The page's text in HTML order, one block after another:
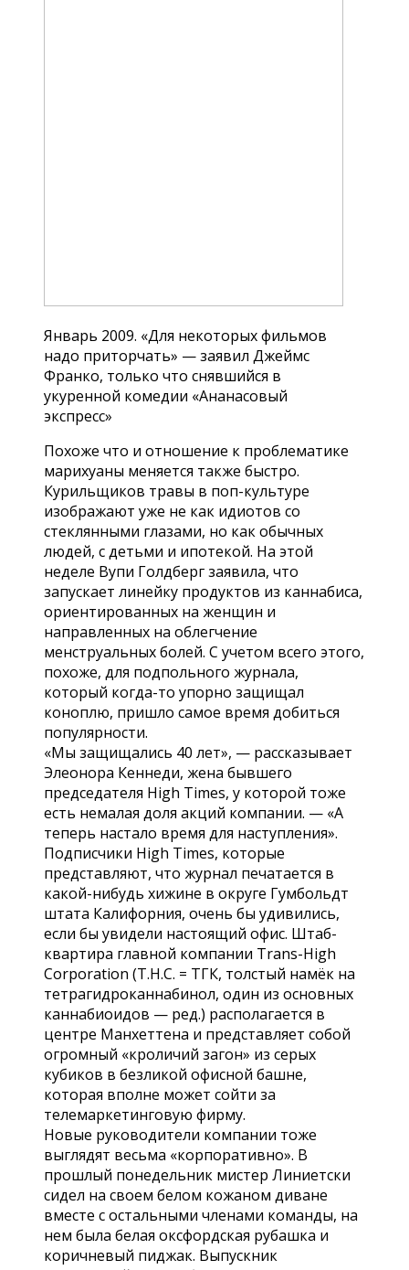
Январь 2009. «Для некоторых фильмов
надо приторчать» — заявил Джеймс
Франко, только что снявшийся в
укуренной комедии «Ананасовый
экспресс»
Похоже что и отношение к проблематике
марихуаны меняется также быстро.
Курильщиков травы в поп-культуре
изображают уже не как идиотов со
стеклянными глазами, но как обычных
людей, с детьми и ипотекой. На этой
неделе Вупи Голдберг заявила, что
запускает линейку продуктов из каннабиса,
ориентированных на женщин и
направленных на облегчение
менструальных болей. С учетом всего этого,
похоже, для подпольного журнала,
который когда-то упорно защищал
коноплю, пришло самое время добиться
популярности.
«Мы защищались 40 лет», — рассказывает
Элеонора Кеннеди, жена бывшего
председателя High Times, у которой тоже
есть немалая доля акций компании. — «А
теперь настало время для наступления».
Подписчики High Times, которые
представляют, что журнал печатается в
какой-нибудь хижине в округе Гумбольдт
штата Калифорния, очень бы удивились,
если бы увидели настоящий офис. Штаб-
квартира главной компании Trans-High
Corporation (T.H.C. = ТГК, толстый намёк на
тетрагидроканнабинол, один из основных
каннабиоидов — ред.) располагается в
центре Манхеттена и представляет собой
огромный «кроличий загон» из серых
кубиков в безликой офисной башне,
которая вполне может сойти за
телемаркетинговую фирму.
Новые руководители компании тоже
выглядят весьма «корпоративно». В
прошлый понедельник мистер Линиетски
сидел на своем белом кожаном диване
вместе с остальными членами команды, на
нем была белая оксфордская рубашка и
коричневый пиджак. Выпускник